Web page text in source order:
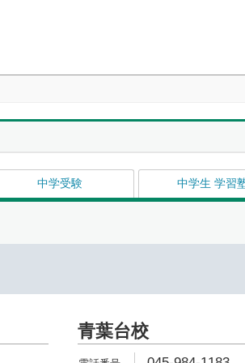
中学受験 中学生 学習
青葉台校